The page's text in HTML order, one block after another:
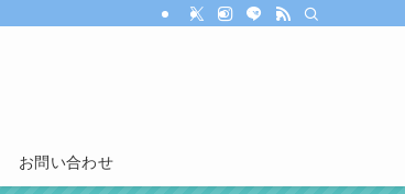
お問い合わせ